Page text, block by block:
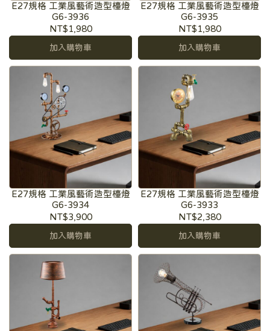
E27規格 工業風藝術造型檯燈
G6-3936
NT$1,980
加入購物車
E27規格 工業風藝術造型檯燈
G6-3935
NT$1,980
加入購物車
E27規格 工業風藝術造型檯燈
G6-3934
NT$3,900
加入購物車
E27規格 工業風藝術造型檯燈
G6-3933
NT$2,380
加入購物車